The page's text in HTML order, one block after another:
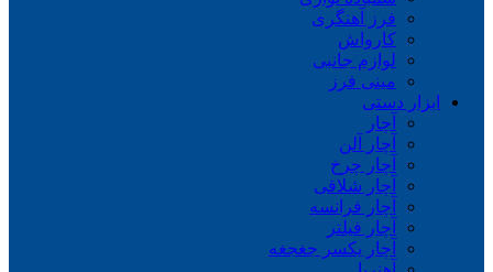
فرز آهنگری
کارواش
لوازم جانبی
مینی فرز
ابزار دستی
آچار
آچار آلن
آچار چرخ
آچار شلاقی
آچار فرانسه
آچار فیلتر
آچار یکسر جغجغه